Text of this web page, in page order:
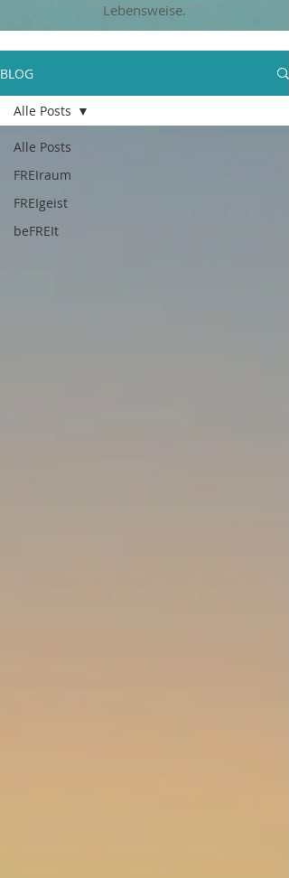
Lebensweise.
BLOG
Alle Posts
FREIraum
FREIgeist
beFREIt
Alle Posts